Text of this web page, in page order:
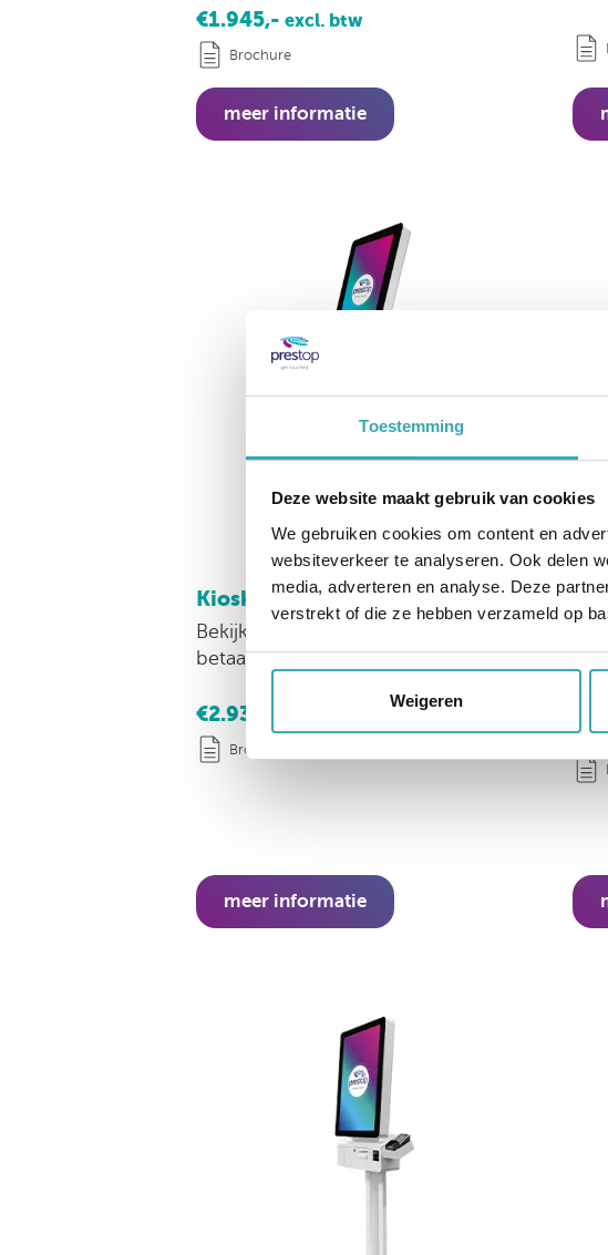
Toestemming
Deze website maakt gebruik van cookies
We gebruiken cookies om content en
websiteverkeer te analyseren. Ook delen
media, adverteren en analyse. Deze
verstrekt of die ze hebben verzameld op
Weigeren
€1.945,- excl. btw
Brochure
meer informatie
Kiosk Evolution 24" P Pin
Bekijk de 24" Evolution bestelzuil met
betaalterminalhouder.
€2.930,-
Brochure
meer informatie